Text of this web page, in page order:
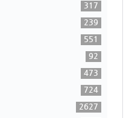
317
239
551
92
473
724
2627